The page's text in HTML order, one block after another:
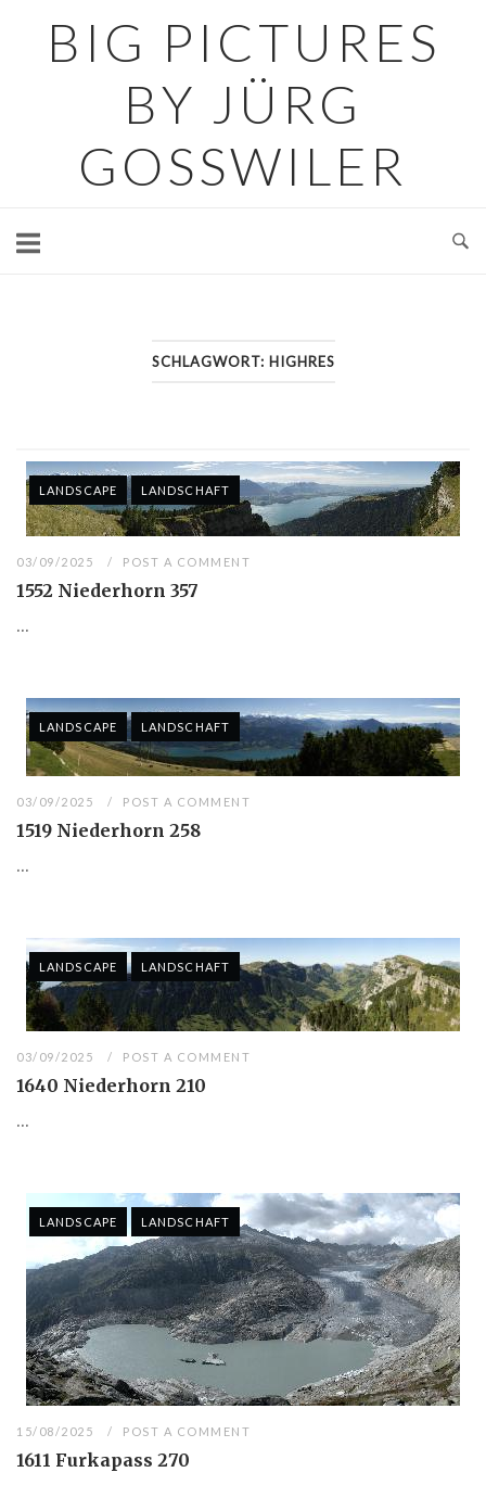
BIG PICTURES
BY JÜRG
GOSSWILER
SCHLAGWORT: HIGHRES
LANDSCAPE LANDSCHAFT
03/09/2025 POST A COMMENT
1552 Niederhorn 357
...
LANDSCAPE LANDSCHAFT
03/09/2025 POST A COMMENT
1519 Niederhorn 258
...
LANDSCAPE LANDSCHAFT
03/09/2025 POST A COMMENT
1640 Niederhorn 210
...
LANDSCAPE LANDSCHAFT
15/08/2025 POST A COMMENT
1611 Furkapass 270